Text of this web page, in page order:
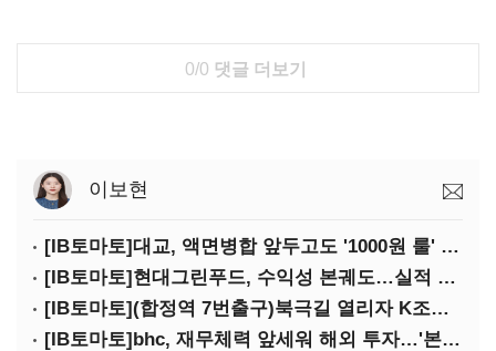
0/0 댓글 더보기
이보현
[IB토마토]대교, 액면병합 앞두고도 '1000원 룰' 경고장…상장유지 시험대
[IB토마토]현대그린푸드, 수익성 본궤도…실적 개선에 주주환원까지
[IB토마토](합정역 7번출구)북극길 열리자 K조선 뜬다
[IB토마토]bhc, 재무체력 앞세워 해외 투자…'본게임' 속도